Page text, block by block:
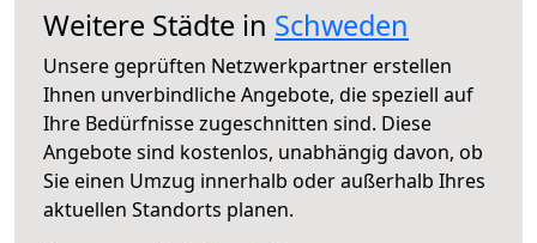
Weitere Städte in Schweden
Unsere geprüften Netzwerkpartner erstellen
Ihnen unverbindliche Angebote, die speziell auf
Ihre Bedürfnisse zugeschnitten sind. Diese
Angebote sind kostenlos, unabhängig davon, ob
Sie einen Umzug innerhalb oder außerhalb Ihres
aktuellen Standorts planen.